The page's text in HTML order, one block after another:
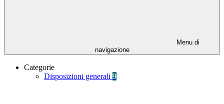
Menu di
navigazione
Categorie
Disposizioni generali 9